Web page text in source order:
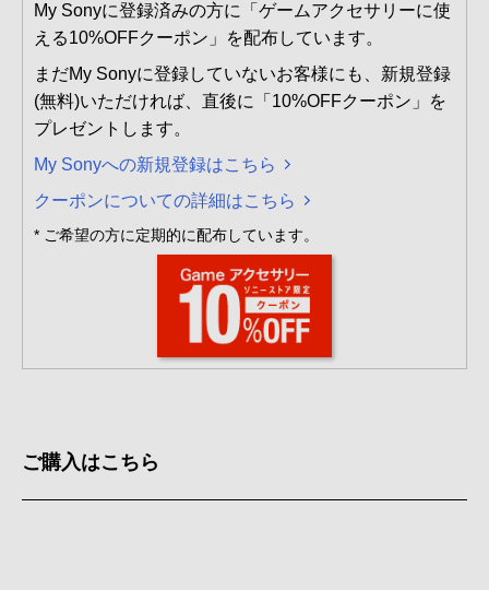
My Sonyに登録済みの方に「ゲームアクセサリーに使
える10%OFFクーポン」を配布しています。
まだMy Sonyに登録していないお客様にも、新規登録
(無料)いただければ、直後に「10%OFFクーポン」を
プレゼントします。
My Sonyへの新規登録はこちら
クーポンについての詳細はこちら
* ご希望の方に定期的に配布しています。
ご購入はこちら